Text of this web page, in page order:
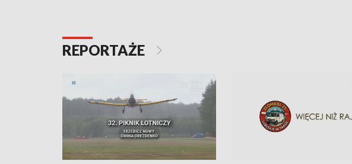
REPORTAŻE